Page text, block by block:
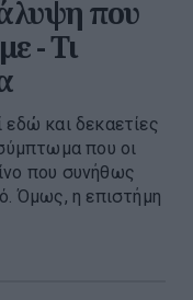
που
- Τι
εδώ και δεκαετίες
που οι
που συνήθως
Όμως, η επιστήμη